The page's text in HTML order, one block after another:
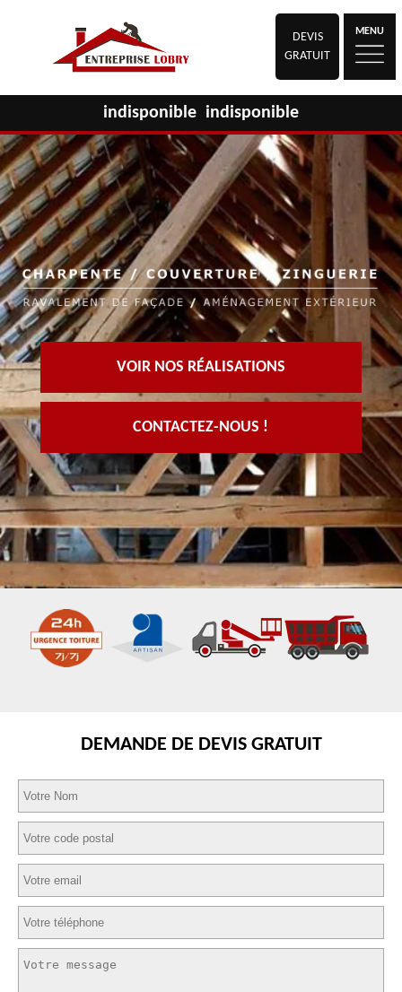
DEVIS
GRATUIT
MENU
indisponible indisponible
VOIR NOS RÉALISATIONS
CONTACTEZ-NOUS !
DEMANDE DE DEVIS GRATUIT